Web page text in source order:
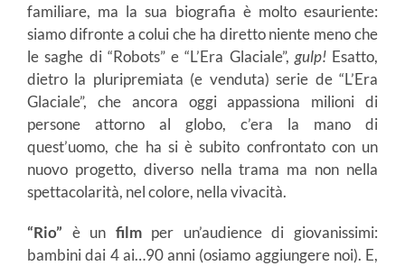
familiare, ma la sua biografia è molto esauriente:
siamo difronte a colui che ha diretto niente meno che
le saghe di “Robots” e “L’Era Glaciale”,gulp!Esatto,
dietro la pluripremiata (e venduta) serie de “L’Era
Glaciale”, che ancora oggi appassiona milioni di
persone attorno al globo, c’era la mano di
quest’uomo, che ha si è subito confrontato con un
nuovo progetto, diverso nella trama ma non nella
spettacolarità, nel colore, nella vivacità.
“Rio” è un filmper un’audience di giovanissimi:
bambini dai 4 ai…90 anni (osiamo aggiungere noi). E,